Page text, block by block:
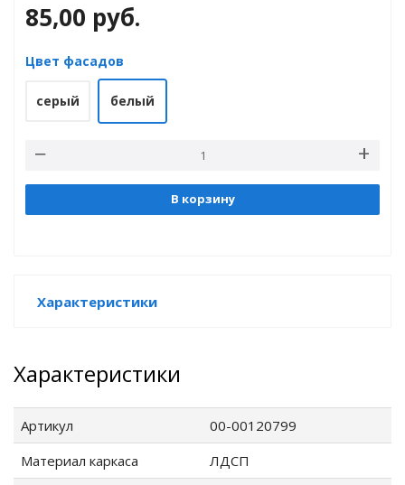
85,00 руб.
Цвет фасадов
серый белый
В корзину
Характеристики
Характеристики
Артикул
00-00120799
Материал каркаса
ЛДСП